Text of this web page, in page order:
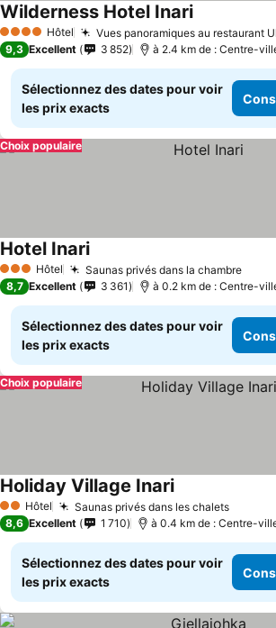
4 Étoiles Hôtel Vues panoramiques au restaurant
Wilderness Hotel InariConsulter
9,3 Excellent 3 852 à 2.4 km de : Centre-
Sélectionnez des dates pour voir
les prix exacts
Choix populaire
3 ÉtoilesHôtel Saunas privés dans la chambre
Hotel InariConsulter les prix
8,7 Excellent 3 361 à 0.2 km de : Centre-
Sélectionnez des dates pour voir
les prix exacts
Choix populaire
2 Étoiles
Hôtel Saunas privés dans les chalets
Holiday Village InariConsulter les
8,6 Excellent 1 710 à 0.4 km de : Centre-
Sélectionnez des dates pour voir
les prix exacts